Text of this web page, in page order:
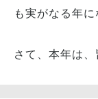
も実がなる年
さて、本年は